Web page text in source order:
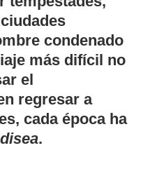
condenado
más difícil no
el
regresar a
cada época ha
.